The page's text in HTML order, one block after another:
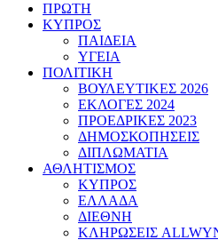
ΠΡΩΤΗ
ΚΥΠΡΟΣ
ΠΑΙΔΕΙΑ
ΥΓΕΙΑ
ΠΟΛΙΤΙΚΗ
ΒΟΥΛΕΥΤΙΚΕΣ 2026
ΕΚΛΟΓΕΣ 2024
ΠΡΟΕΔΡΙΚΕΣ 2023
ΔΗΜΟΣΚΟΠΗΣΕΙΣ
ΔΙΠΛΩΜΑΤΙΑ
ΑΘΛΗΤΙΣΜΟΣ
ΚΥΠΡΟΣ
ΕΛΛΑΔΑ
ΔΙΕΘΝΗ
ΚΛΗΡΩΣΕΙΣ